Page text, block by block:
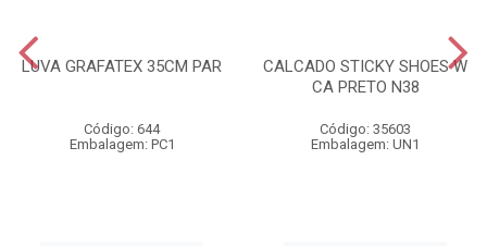
LUVA GRAFATEX 35CM PAR
Código: 644
Embalagem: PC1
CALCADO STICKY SHOES W
CA PRETO N38
Código: 35603
Embalagem: UN1